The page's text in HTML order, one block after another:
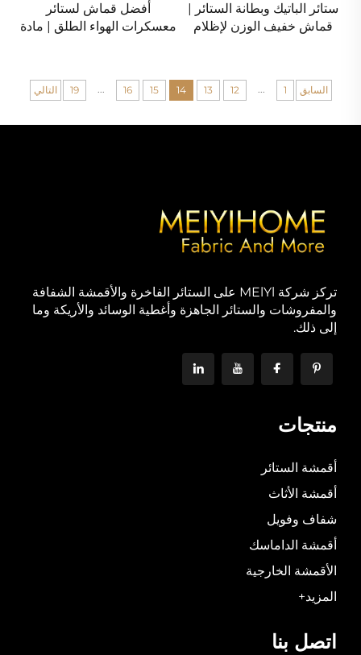
أفضل قماش لستائر
معسكرات الهواء الطلق | مادة
ستائر الباتيك وبطانة الستائر |
قماش خفيف الوزن لإظلام
السابق 1
...
12
13
14
15
16
...
19 التالي
تركز شركة MElYl على الستائر الفاخرة والأقمشة الشفافة
والمفروشات والستائر الجاهزة وأغطية الوسائد والأريكة وما
إلى ذلك.
منتجات
أقمشة الستائر
أقمشة الأثاث
شفاف وفويل
أقمشة الداماسك
الأقمشة الخارجية
المزيد+
اتصل بنا